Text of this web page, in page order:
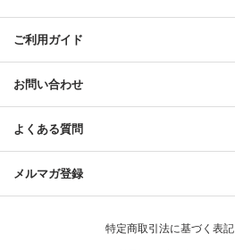
ご利用ガイド
お問い合わせ
よくある質問
メルマガ登録
特定商取引法に基づく表記